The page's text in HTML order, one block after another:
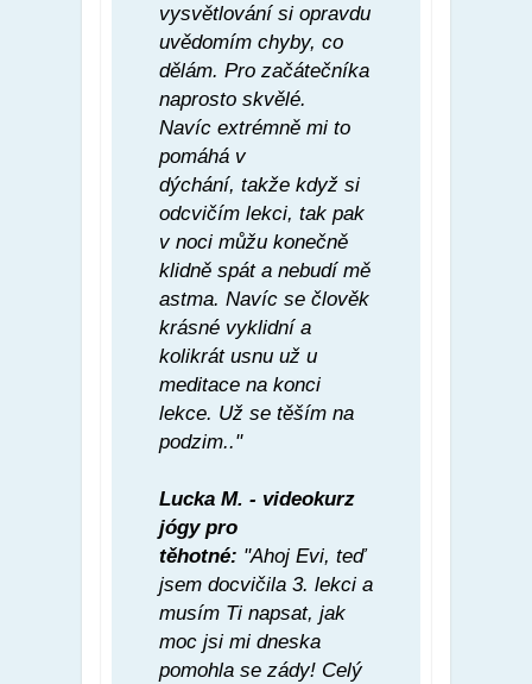
vysvětlování si opravdu
uvědomím chyby, co
dělám. Pro začátečníka
naprosto skvělé.
Navíc extrémně mi to
pomáhá v
dýchání, takže když si
odcvičím lekci, tak pak
v noci můžu konečně
klidně spát a nebudí mě
astma. Navíc se člověk
krásné vyklidní a
kolikrát usnu už u
meditace na konci
lekce. Už se těším na
podzim.."
Lucka M. - videokurz
jógy pro
těhotné: "Ahoj Evi, teď
jsem docvičila 3. lekci a
musím Ti napsat, jak
moc jsi mi dneska
pomohla se zády! Celý